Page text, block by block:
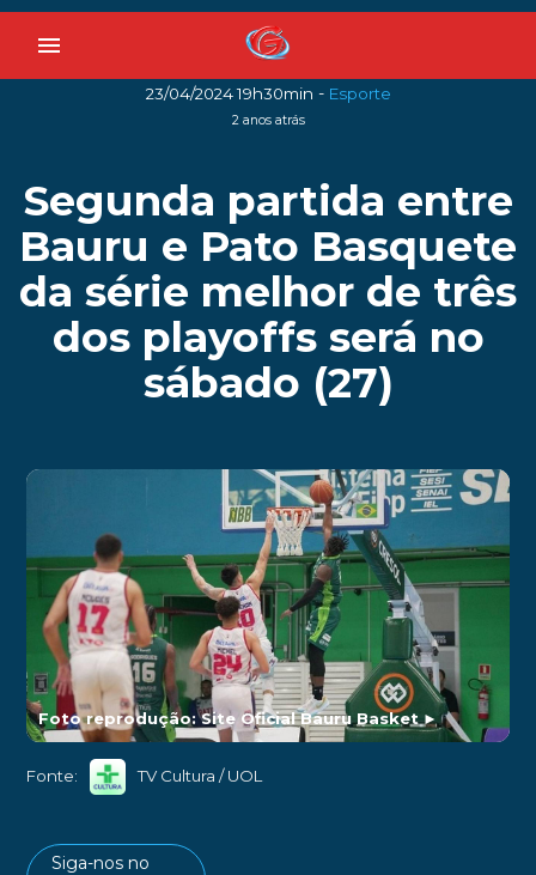
menu
23/04/2024 19h30min - Esporte
2 anos atrás
Segunda partida entre
Bauru e Pato Basquete
da série melhor de três
dos playoffs será no
sábado (27)
Foto reprodução: Site Oficial Bauru Basket►
Fonte: TV Cultura / UOL
Siga-nos no